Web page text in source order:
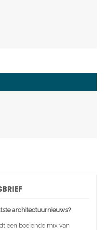
architectuurnieuws?
een boeiende mix van